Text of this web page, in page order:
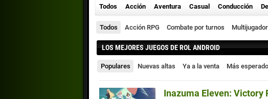
Todos Acción Aventura Casual Conducción
Todos Acción RPG Combate por turnos
LOS MEJORES JUEGOS DE ROL ANDROID
Populares Nuevas altas Ya a la venta Más
Inazuma Eleven: Victory